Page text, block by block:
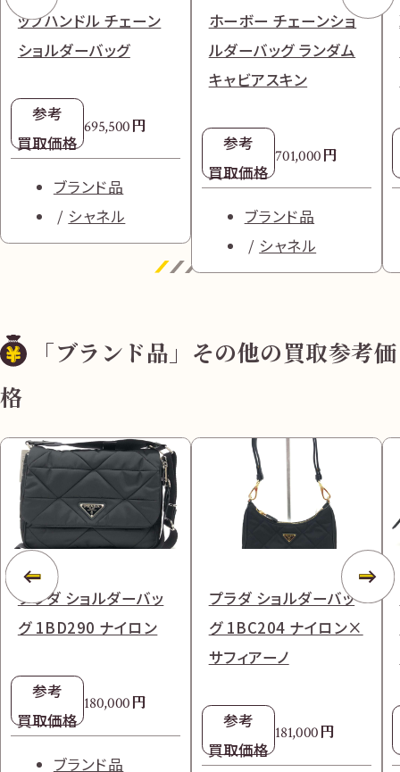
ップハンドル チェーン
ショルダーバッグ
参考
買取価格
695,500円
ブランド品
シャネル
ホーボー チェーンショ
ルダーバッグ ランダム
キャビアスキン
参考
買取価格
701,000円
ブランド品
シャネル
「ブランド品」その他の買取参考価
格
プラダ ショルダーバッ
グ 1BD290 ナイロン
参考
買取価格
180,000円
ブランド品
プラダ ショルダーバッ
グ 1BC204 ナイロン×
サフィアーノ
参考
買取価格
181,000円